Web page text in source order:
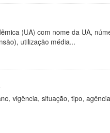
(UA) com nome da UA,
utilização média...
vigência, situação, tipo,